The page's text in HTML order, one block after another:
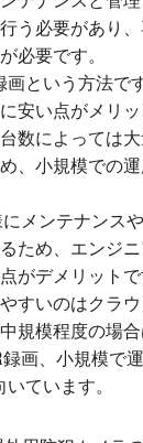
う必要があり
必要です。
という方法です
安い点がメリッ
数によっては
、小規模での
メンテナンス
ため、エンジ
がデメリットで
すいのはクラ
規模程度の場
画、小規模で
ています。